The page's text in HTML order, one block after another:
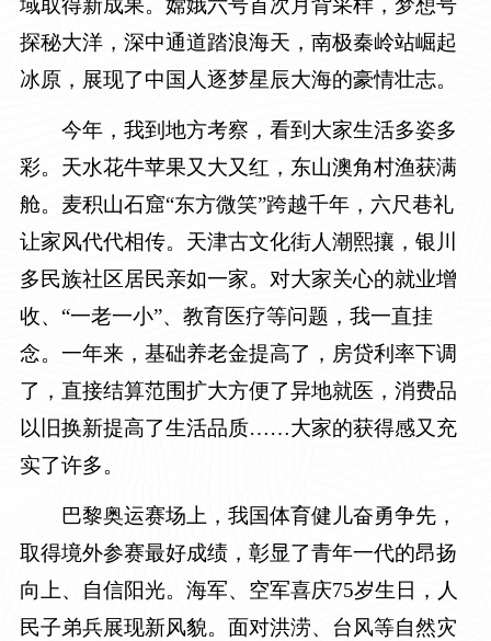
域取得新成果。嫦娥六号首次月背采样，梦想号
探秘大洋，深中通道踏浪海天，南极秦岭站崛起
冰原，展现了中国人逐梦星辰大海的豪情壮志。
今年，我到地方考察，看到大家生活多姿多
彩。天水花牛苹果又大又红，东山澳角村渔获满
舱。麦积山石窟“东方微笑”跨越千年，六尺巷礼
让家风代代相传。天津古文化街人潮熙攘，银川
多民族社区居民亲如一家。对大家关心的就业增
收、“一老一小”、教育医疗等问题，我一直挂
念。一年来，基础养老金提高了，房贷利率下调
了，直接结算范围扩大方便了异地就医，消费品
以旧换新提高了生活品质……大家的获得感又充
实了许多。
巴黎奥运赛场上，我国体育健儿奋勇争先，
取得境外参赛最好成绩，彰显了青年一代的昂扬
向上、自信阳光。海军、空军喜庆75岁生日，人
民子弟兵展现新风貌。面对洪涝、台风等自然灾